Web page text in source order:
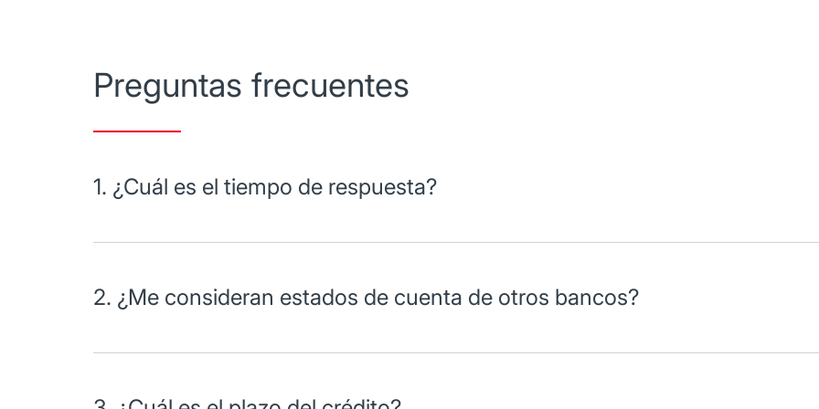
Preguntas frecuentes
1. ¿Cuál es el tiempo de respuesta?
2. ¿Me consideran estados de cuenta de otros bancos?